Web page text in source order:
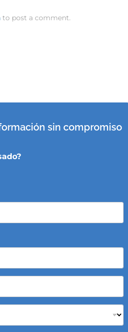
to post a comment.
sin compromiso